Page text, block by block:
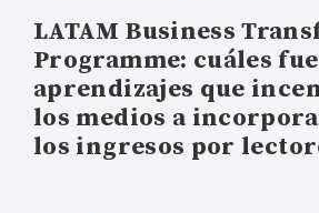
LATAM Business
Programme: cuáles
aprendizajes que
los medios a
los ingresos por